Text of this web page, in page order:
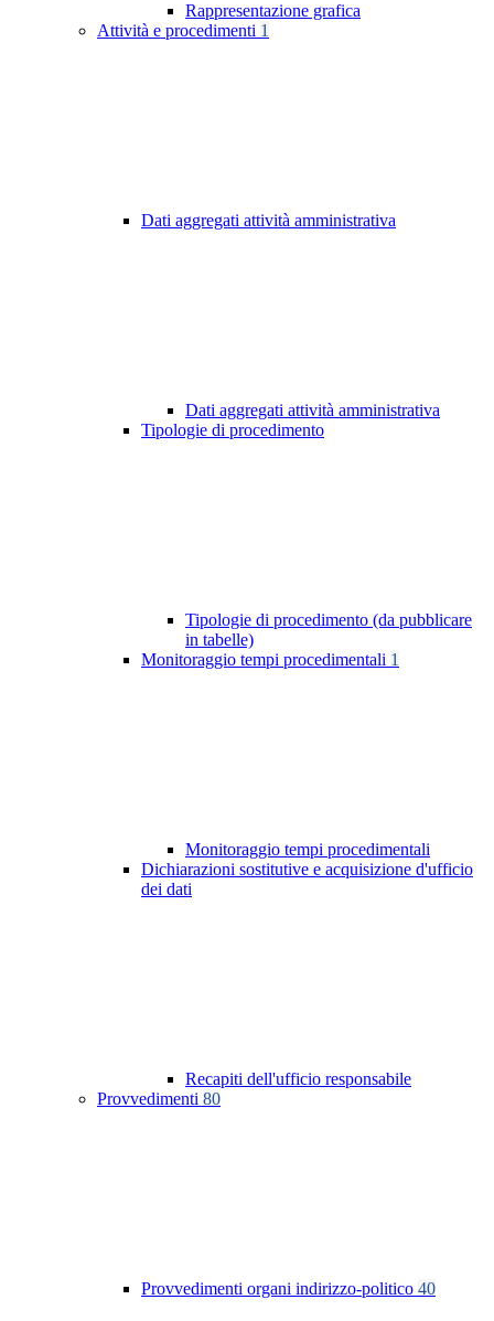
Rappresentazione grafica
Attività e procedimenti 1
Dati aggregati attività amministrativa
Dati aggregati attività amministrativa
Tipologie di procedimento
Tipologie di procedimento (da pubblicare
in tabelle)
Monitoraggio tempi procedimentali 1
Monitoraggio tempi procedimentali
Dichiarazioni sostitutive e acquisizione d'ufficio
dei dati
Recapiti dell'ufficio responsabile
Provvedimenti 80
Provvedimenti organi indirizzo-politico 40